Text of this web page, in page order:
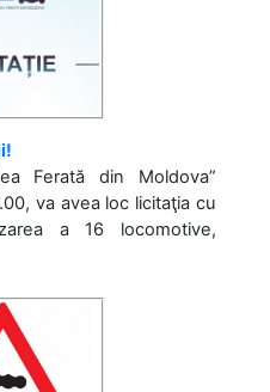
Ferată din Moldova”
va avea loc licitaţia cu
a 16 locomotive,